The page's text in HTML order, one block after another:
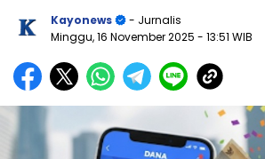
Kayonews
- Jurnalis
Minggu, 16 November 2025 - 13:51 WIB